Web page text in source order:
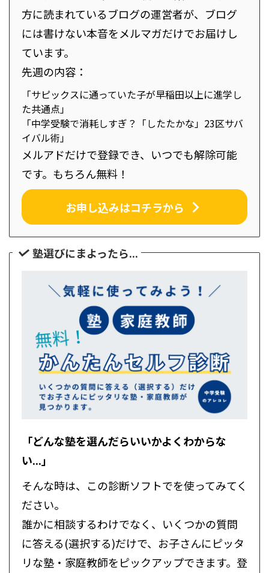
方に読まれているブログの運営者が、ブログ
には書けない本音をメルマガだけでお届けし
ています。
先週の内容：
「サピックスに通っていた子が早稲田以上に進学し
た共通点」
「中学受験で消耗しすぎ？「したたかな」23区サバ
イバル術」
メルアドだけで登録でき、いつでも解除可能
です。もちろん無料！
お申し込みはコチラから
塾選びにまよったら...
「どんな塾を選んだらいいかよくわからな
い...」
そんな時は、この診断ソフトでを使ってみてく
ださい。
誰かに相談するわけでなく、いくつかの質問
に答える(選択する)だけで、お子さんにピッタ
リな塾・家庭教師をピックアップできます。登